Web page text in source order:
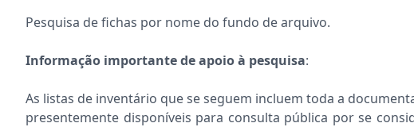
Pesquisa de fichas por nome do fundo de arquivo.
Informação importante de apoio à pesquisa:
As listas de inventário que se seguem incluem toda a
presentemente disponíveis para consulta pública por se